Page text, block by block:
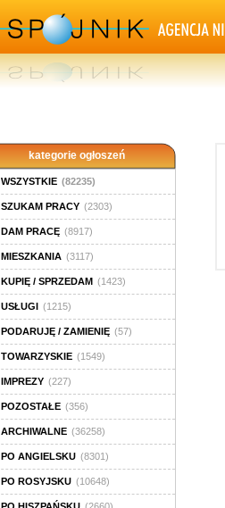
kategorie ogłoszeń
WSZYSTKIE (82235)
SZUKAM PRACY (2303)
DAM PRACĘ (8917)
MIESZKANIA (3117)
KUPIĘ / SPRZEDAM (1423)
USŁUGI (1215)
PODARUJĘ / ZAMIENIĘ (57)
TOWARZYSKIE (1549)
IMPREZY (227)
POZOSTAŁE (356)
ARCHIWALNE (36258)
PO ANGIELSKU (8301)
PO ROSYJSKU (10648)